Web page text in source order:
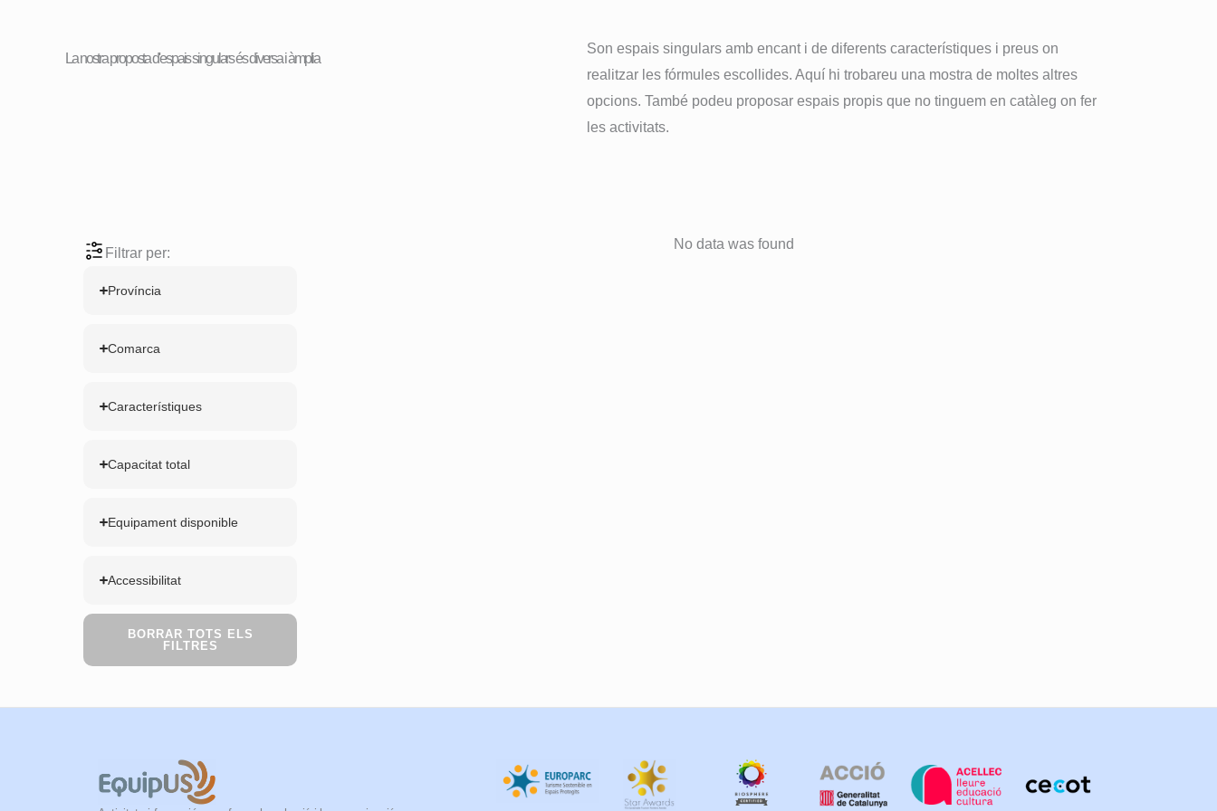
La nostra proposta d'espais singulars és diversa i àmplia
Son espais singulars amb encant i de diferents característiques i preus on
realitzar les fórmules escollides. Aquí hi trobareu una mostra de moltes altres
opcions. També podeu proposar espais propis que no tinguem en catàleg on fer
les activitats.
Filtrar per:
Província
Comarca
Característiques
Capacitat total
Equipament disponible
Accessibilitat
BORRAR TOTS ELS
FILTRES
No data was found